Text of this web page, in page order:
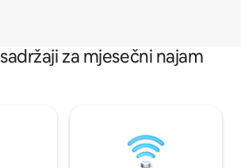
za mjesečni najam